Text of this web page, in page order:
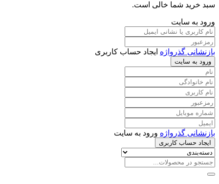
سبد خرید شما خالی است.
ورود به سایت
بازنشانی گذرواژه ایجاد حساب کاربری
ورود به سایت
بازنشانی گذرواژه ورود به سایت
ایجاد حساب کاربری